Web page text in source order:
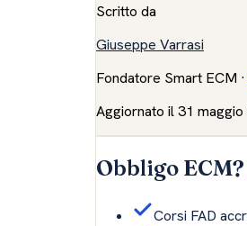
Scritto da
Giuseppe Varrasi
Fondatore Smart ECM ·
Aggiornato il31
Obbligo
Corsi FAD